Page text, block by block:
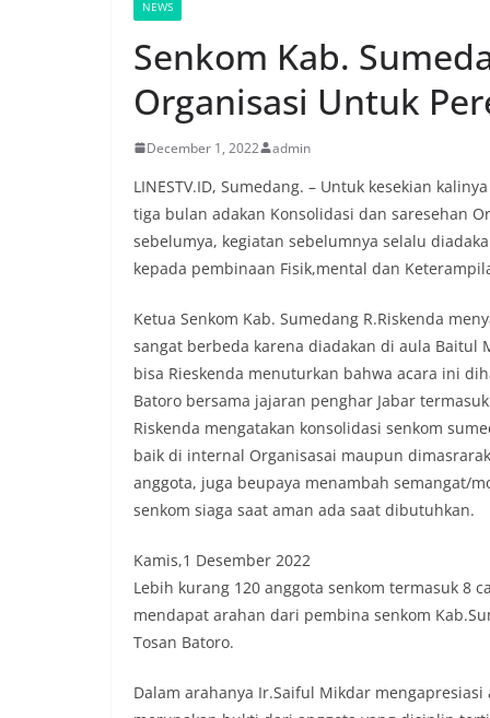
NEWS
Senkom Kab.
Organisasi Untuk
December 1, 2022 admin
LINESTV.ID, Sumedang. – Untuk kesekian
tiga bulan adakan Konsolidasi dan saresehan
sebelumya, kegiatan sebelumnya selalu
kepada pembinaan Fisik,mental dan
Ketua Senkom Kab. Sumedang R.Riskenda
sangat berbeda karena diadakan di aula Baitul
bisa Rieskenda menuturkan bahwa acara ini
Batoro bersama jajaran penghar Jabar
Riskenda mengatakan konsolidasi senkom
baik di internal Organisasai maupun
anggota, juga beupaya menambah semangat/
senkom siaga saat aman ada saat dibutuhkan.
Kamis,1 Desember 2022
Lebih kurang 120 anggota senkom termasuk 8
mendapat arahan dari pembina senkom
Tosan Batoro.
Dalam arahanya Ir.Saiful Mikdar